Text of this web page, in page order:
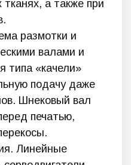
тканях, а также при
размотки и
валами и
типа «качели»
подачу даже
Шнековый вал
печатью,
Линейные